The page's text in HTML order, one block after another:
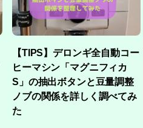
【TIPS】デロンギ全自動コー
ヒーマシン「マグニフィカ
S」の抽出ボタンと豆量調整
ノブの関係を詳しく調べてみ
た